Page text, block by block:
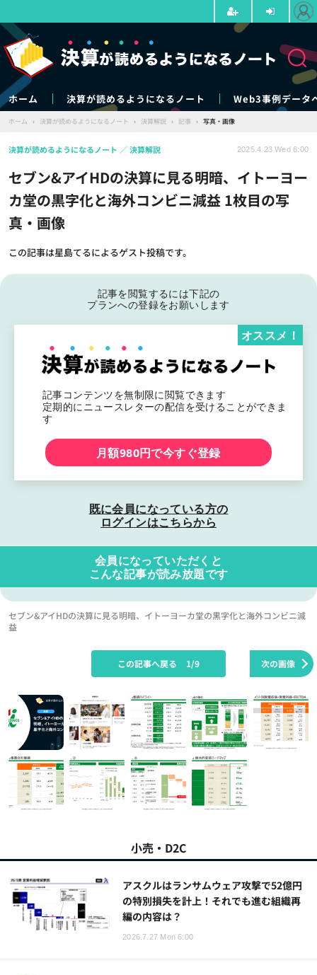
ホーム 決算が読めるようになるノート Web3事例データ
ホーム › 決算が読めるようになるノート › 決算解説 › 記事 › 写真・画像
セブン&アイHDの決算に見る明暗、イトーヨー
カ堂の黒字化と海外コンビニ減益 1枚目の写
真・画像
この記事は星島てるによるゲスト投稿です。
決算が読めるようになるノート 決算解説 2025.4.23 Wed 6:00
記事を閲覧するには下記の
プランへの登録をお願いします
記事コンテンツを無制限に閲覧できます
定期的にニュースレターの配信を受けることができま
す
オススメ！
月額980円で今すぐ登録
既に会員になっている方の
ログインはこちらから
会員になっていただくと
こんな記事が読み放題です
セブン&アイHDの決算に見る明暗、イトーヨーカ堂の黒字化と海外コンビニ減
益
次の画像
この記事へ戻る 1/9
小売・D2C
アスクルはランサムウェア攻撃で52億円
の特別損失を計上！それでも進む組織再
編の内容は？
2026.7.27 Mon 6:00